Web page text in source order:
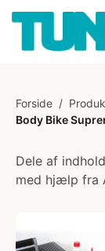
Forside /
Body Bike
Dele af
med hjælp fra